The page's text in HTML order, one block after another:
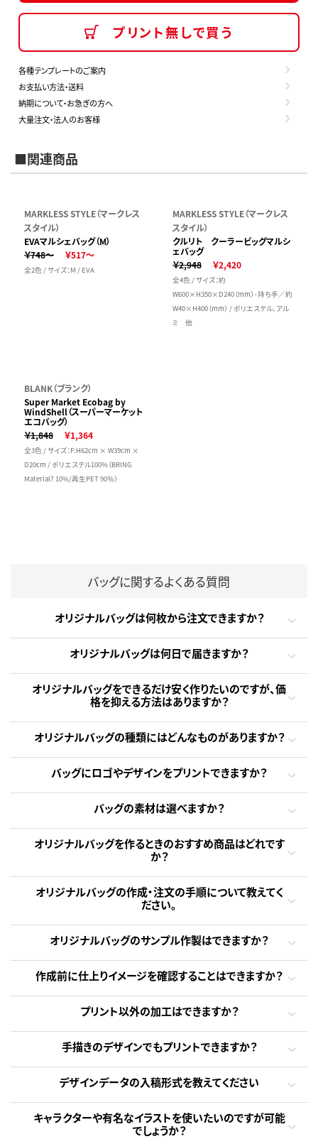
プリント無しで買う
各種テンプレートのご案内
お支払い方法・送料
納期について・お急ぎの方へ
大量注文・法人のお客様
■関連商品
MARKLESS STYLE（マークレス
スタイル）
EVAマルシェバッグ（M）
￥748～
￥517～
全2色 / サイズ：M / EVA
MARKLESS STYLE（マークレス
スタイル）
クルリト クーラービッグマルシ
ェバッグ
￥2,948
￥2,420
全4色 / サイズ：約
W600×H350×D240（mm）･持ち手／約
W40×H400（mm） / ポリエステル、アル
ミ 他
BLANK（ブランク）
Super Market Ecobag by
WindShell（スーパーマーケット
エコバッグ）
￥1,848
￥1,364
全3色 / サイズ：F:H62cm × W39cm ×
D20cm / ポリエステル100%（BRING
Material? 10%/再生PET 90％）
バッグに関するよくある質問
オリジナルバッグは何枚から注文できますか？
オリジナルバッグは何日で届きますか？
オリジナルバッグをできるだけ安く作りたいのですが、価
格を抑える方法はありますか？
オリジナルバッグの種類にはどんなものがありますか？
バッグにロゴやデザインをプリントできますか？
バッグの素材は選べますか？
オリジナルバッグを作るときのおすすめ商品はどれです
か？
オリジナルバッグの作成・注文の手順について教えてく
ださい。
オリジナルバッグのサンプル作製はできますか？
作成前に仕上りイメージを確認することはできますか？
プリント以外の加工はできますか？
手描きのデザインでもプリントできますか？
デザインデータの入稿形式を教えてください
キャラクターや有名なイラストを使いたいのですが可能
でしょうか？